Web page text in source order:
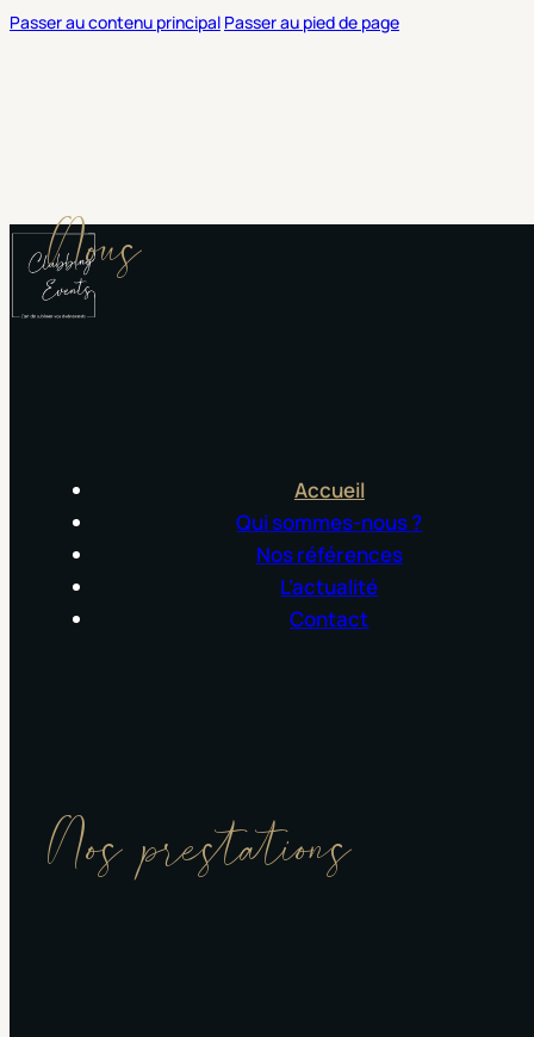
Passer au contenu principal Passer au pied de page
Nous
Accueil
Qui sommes-nous ?
Nos références
L’actualité
Contact
Nos prestations